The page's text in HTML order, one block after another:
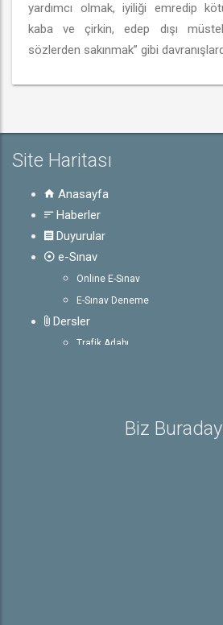
yardımcı olmak, iyiliği emredip
kaba ve çirkin, edep dışı
sözlerden sakınmak” gibi
Site Haritası
Anasayfa
Haberler
Duyurular
e-Sınav
Online E-Sınav
E-Sınav Deneme
Dersler
Trafik Adabı
Biz